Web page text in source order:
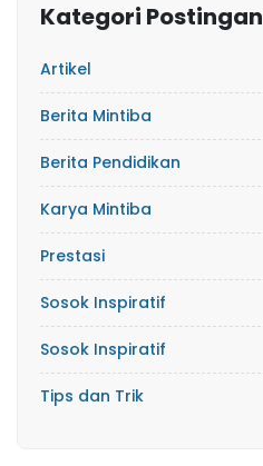
Kategori Postingan
Artikel
Berita Mintiba
Berita Pendidikan
Karya Mintiba
Prestasi
Sosok Inspiratif
Sosok Inspiratif
Tips dan Trik